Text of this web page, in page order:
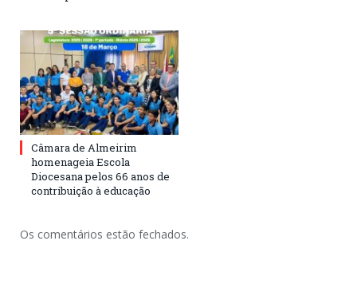
Câmara de Almeirim
homenageia Escola
Diocesana pelos 66 anos de
contribuição à educação
Os comentários estão fechados.